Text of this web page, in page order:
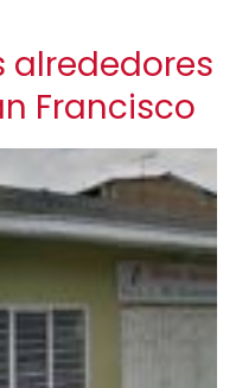
alrededores
Francisco